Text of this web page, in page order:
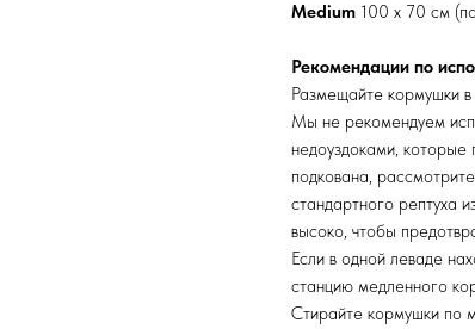
Medium 100 х 70 см
Рекомендации по
Размещайте кормушки в
Мы не рекомендуем
недоуздоками, которые
подкована,
стандартного рептуха
высоко, чтобы
Если в одной леваде
станцию ​​медленного
Стирайте кормушки по